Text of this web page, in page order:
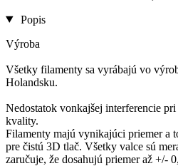
Popis
Výroba
Všetky filamenty sa vyrábajú vo
Holandsku.
Nedostatok vonkajšej interferencie
kvality.
Filamenty majú vynikajúci priemer a
pre čistú 3D tlač. Všetky valce sú
zaručuje, že dosahujú priemer až +/-